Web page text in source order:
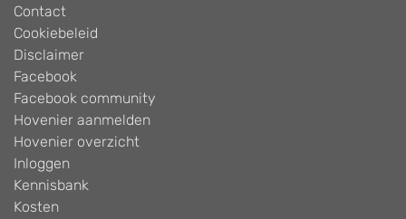
Contact
Cookiebeleid
Disclaimer
Facebook
Facebook community
Hovenier aanmelden
Hovenier overzicht
Inloggen
Kennisbank
Kosten